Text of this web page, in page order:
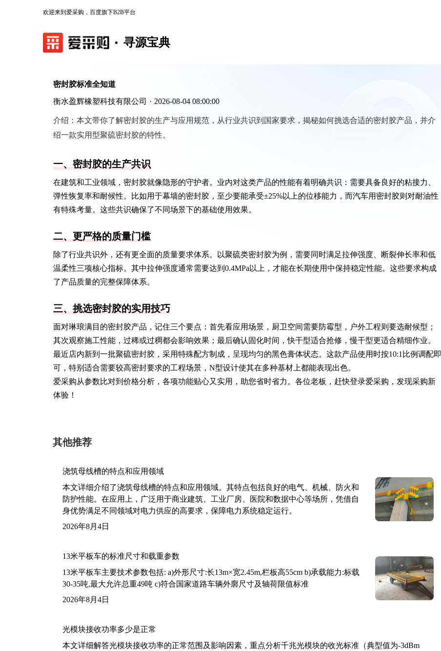
欢迎来到爱采购，百度旗下B2B平台
寻源宝典
密封胶标准全知道
衡水盈辉橡塑科技有限公司 · 2026-08-04 08:00:00
介绍： 本文带你了解密封胶的生产与应用规范，从行业共识到国家要求，揭秘如何挑选合适的密封胶产品，并介
绍一款实用型聚硫密封胶的特性。
一、密封胶的生产共识
在建筑和工业领域，密封胶就像隐形的守护者。业内对这类产品的性能有着明确共识：需要具备良好的粘接力、
弹性恢复率和耐候性。比如用于幕墙的密封胶，至少要能承受±25%以上的位移能力，而汽车用密封胶则对耐油性
有特殊考量。这些共识确保了不同场景下的基础使用效果。
二、更严格的质量门槛
除了行业共识外，还有更全面的质量要求体系。以聚硫类密封胶为例，需要同时满足拉伸强度、断裂伸长率和低
温柔性三项核心指标。其中拉伸强度通常需要达到0.4MPa以上，才能在长期使用中保持稳定性能。这些要求构成
了产品质量的完整保障体系。
三、挑选密封胶的实用技巧
面对琳琅满目的密封胶产品，记住三个要点：首先看应用场景，厨卫空间需要防霉型，户外工程则要选耐候型；
其次观察施工性能，过稀或过稠都会影响效果；最后确认固化时间，快干型适合抢修，慢干型更适合精细作业。
最近店内新到一批聚硫密封胶，采用特殊配方制成，呈现均匀的黑色膏体状态。这款产品使用时按10:1比例调配即
可，特别适合需要较高密封要求的工程场景，N型设计使其在多种基材上都能表现出色。
爱采购从参数比对到价格分析，各项功能贴心又实用，助您省时省力。各位老板，赶快登录爱采购，发现采购新
体验！
其他推荐
浇筑母线槽的特点和应用领域
本文详细介绍了浇筑母线槽的特点和应用领域。其特点包括良好的电气、机械、防火和
防护性能。在应用上，广泛用于商业建筑、工业厂房、医院和数据中心等场所，凭借自
身优势满足不同领域对电力供应的高要求，保障电力系统稳定运行。
2026年8月4日
13米平板车的标准尺寸和载重参数
13米平板车主要技术参数包括: a)外形尺寸:长13m×宽2.45m,栏板高55cm b)承载能力:标载
30-35吨,最大允许总重49吨 c)符合国家道路车辆外廓尺寸及轴荷限值标准
2026年8月4日
光模块接收功率多少是正常
本文详细解答光模块接收功率的正常范围及影响因素，重点分析千兆光模块的收光标准（典型值为-3dBm